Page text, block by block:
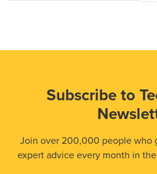
Subscribe to
Join over 200,000 people who
expert advice every month in